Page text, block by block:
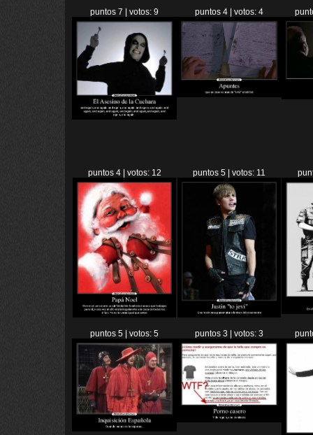
puntos 7 | votos: 9 puntos 4 | votos: 4
puntos 4 | votos: 12 puntos 5 | votos: 11
puntos 5 | votos: 5 puntos 3 | votos: 3